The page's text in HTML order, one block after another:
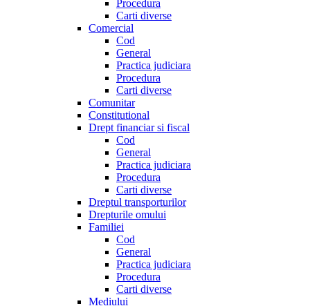
Procedura
Carti diverse
Comercial
Cod
General
Practica judiciara
Procedura
Carti diverse
Comunitar
Constitutional
Drept financiar si fiscal
Cod
General
Practica judiciara
Procedura
Carti diverse
Dreptul transporturilor
Drepturile omului
Familiei
Cod
General
Practica judiciara
Procedura
Carti diverse
Mediului